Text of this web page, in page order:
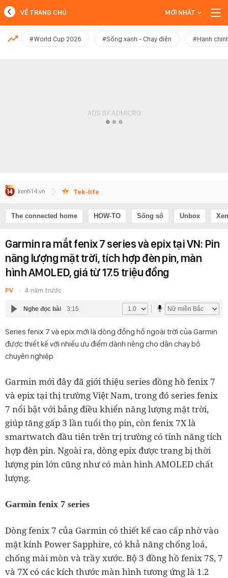
MỚI NHẤT
VỀ TRANG CHỦ MỚI NHẤT
#World Cup 2026 #Sống xanh - Chạy điện #Hành
Tek-life
The connected home HOW-TO Sống số Unbox
Garmin ra mắt fenix 7 series và epix tại VN: Pin
năng lượng mặt trời, tích hợp đèn pin, màn
hình AMOLED, giá từ 17.5 triệu đồng
PV 4 năm trước
Nghe đọc bài 3:15
Series fenix 7 và epix mới là dòng đồng hồ ngoài trời của Garmin
được thiết kế với nhiều ưu điểm dành riêng cho dân chạy bộ
chuyên nghiệp.
Garmin mới đây đã giới thiệu series đồng hồ fenix 7
và epix tại thị trường Việt Nam, trong đó series fenix
7 nổi bật với bảng điều khiển năng lượng mặt trời,
giúp tăng gấp 3 lần tuổi thọ pin, còn fenix 7X là
smartwatch đầu tiên trên trị trường có tính năng tích
hợp đèn pin. Ngoài ra, dòng epix được trang bị thời
lượng pin lớn cũng như có màn hình AMOLED chất
lượng.
Garmin fenix 7 series
Dòng fenix 7 của Garmin có thiết kế cao cấp nhờ vào
mặt kính Power Sapphire, có khả năng chống loá,
chống mài mòn và trầy xước. Bộ 3 đồng hồ fenix 7S, 7
và 7X có các kích thước màn hình tương ứng là 1.2